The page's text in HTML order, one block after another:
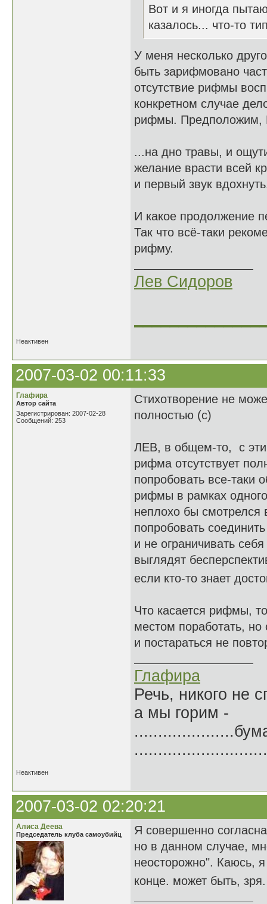
Вот и я иногда
казалось... что-то
У меня несколько
быть зарифмовано
отсутствие рифмы
конкретном случае
рифмы. Предположим,
...на дно травы, и
желание врасти всей
и первый звук
И какое продолжение
Так что всё-таки
рифму.
Лев Сидоров
Неактивен
2007-03-02 00:11:33
Глафира
Автор сайта
Зарегистрирован: 2007-02-28
Сообщений: 253
Стихотворение не
полностью (с)
ЛЕВ, в общем-то, с
рифма отсутствует
попробовать все-таки
рифмы в рамках
неплохо бы
попробовать
и не ограничивать
выглядят
если кто-то знает
Что касается рифмы,
местом поработать,
и постараться не
Глафира
Речь, никого не
а мы горим -
Неактивен
2007-03-02 02:20:21
Алиса Деева
Председатель клуба самоубийц
Я совершенно
но в данном случае,
неосторожно". Каюсь,
конце. может быть,